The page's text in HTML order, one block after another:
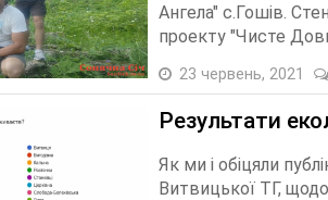
Ангела" с.Гошів.
проекту "Чисте
23 червень, 2021
Результати
Як ми і обіцяли
Витвицької ТГ,